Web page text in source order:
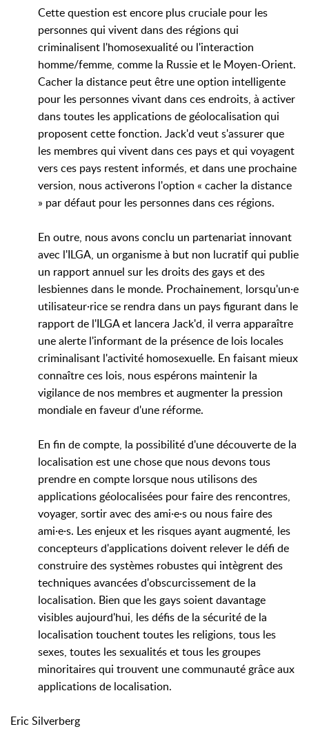
Cette question est encore plus cruciale pour les
personnes qui vivent dans des régions qui
criminalisent l'homosexualité ou l'interaction
homme/femme, comme la Russie et le Moyen-Orient.
Cacher la distance peut être une option intelligente
pour les personnes vivant dans ces endroits, à activer
dans toutes les applications de géolocalisation qui
proposent cette fonction. Jack'd veut s'assurer que
les membres qui vivent dans ces pays et qui voyagent
vers ces pays restent informés, et dans une prochaine
version, nous activerons l'option « cacher la distance
» par défaut pour les personnes dans ces régions.
En outre, nous avons conclu un partenariat innovant
avec l'ILGA, un organisme à but non lucratif qui publie
un rapport annuel sur les droits des gays et des
lesbiennes dans le monde. Prochainement, lorsqu'un·e
utilisateur·rice se rendra dans un pays figurant dans le
rapport de l'ILGA et lancera Jack'd, il verra apparaître
une alerte l'informant de la présence de lois locales
criminalisant l'activité homosexuelle. En faisant mieux
connaître ces lois, nous espérons maintenir la
vigilance de nos membres et augmenter la pression
mondiale en faveur d'une réforme.
En fin de compte, la possibilité d'une découverte de la
localisation est une chose que nous devons tous
prendre en compte lorsque nous utilisons des
applications géolocalisées pour faire des rencontres,
voyager, sortir avec des ami·e·s ou nous faire des
ami·e·s. Les enjeux et les risques ayant augmenté, les
concepteurs d'applications doivent relever le défi de
construire des systèmes robustes qui intègrent des
techniques avancées d'obscurcissement de la
localisation. Bien que les gays soient davantage
visibles aujourd'hui, les défis de la sécurité de la
localisation touchent toutes les religions, tous les
sexes, toutes les sexualités et tous les groupes
minoritaires qui trouvent une communauté grâce aux
applications de localisation.
Eric Silverberg